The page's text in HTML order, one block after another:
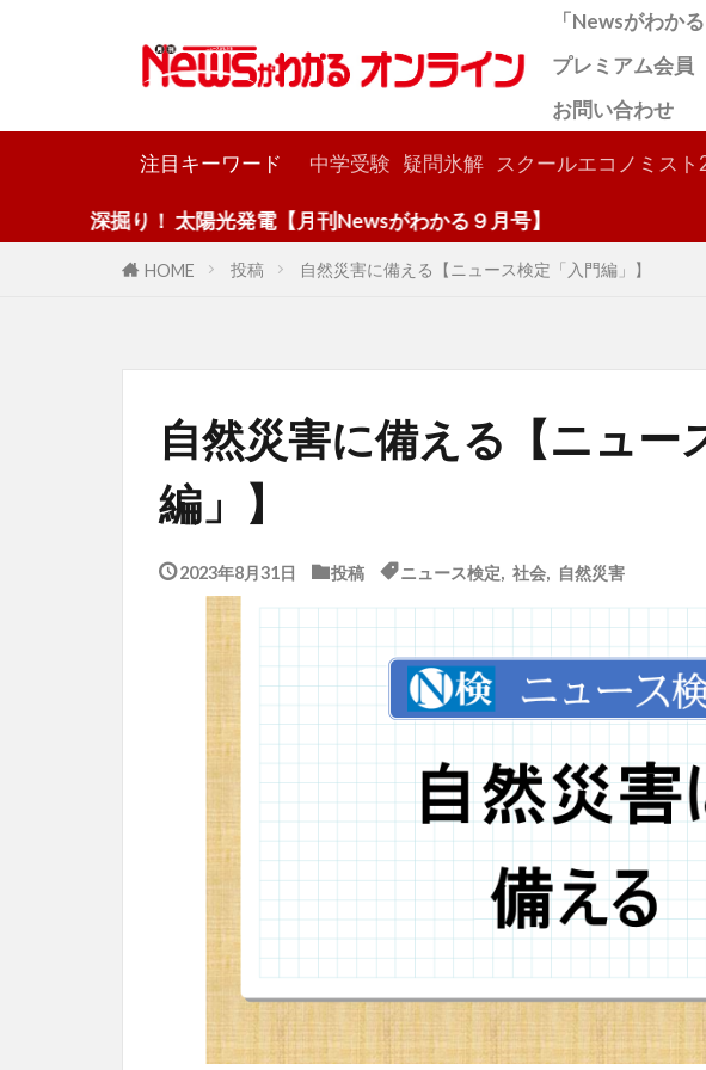
「Newsがわか
プレミアム会員
お問い合わせ
注目キーワード 中学受験 疑問氷解 スクールエコノミスト
り！ 太陽光発電【月刊Newsがわかる９月号】
HOME 投稿 自然災害に備える【ニュース検定「入門編」】
自然災害に備える【ニュー
編」】
2023年8月31日 投稿 ニュース検定 社会, 自然災害